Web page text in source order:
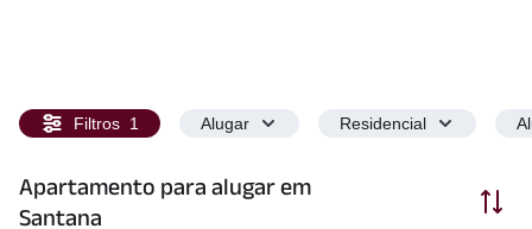
Filtros 1 Alugar Residencial
Apartamento para alugar em
Santana
Ordenar